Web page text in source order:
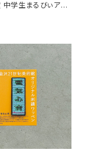
学生まるびぃアー
考え方を考える」記
とだいず」